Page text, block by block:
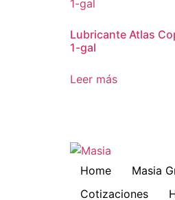
Lubricante Atlas
1-gal
Leer más
Home Masia
Cotizaciones